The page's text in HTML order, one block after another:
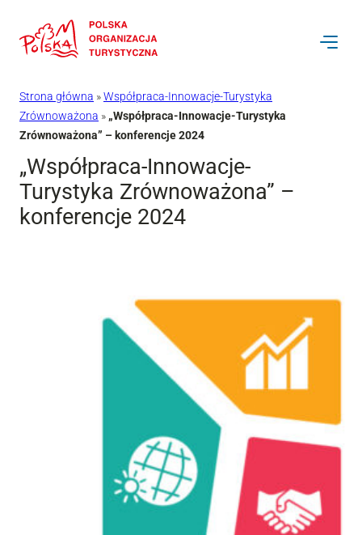
do
Strona główna »Współpraca-Innowacje-Turystyka
Zrównoważona » „Współpraca-Innowacje-Turystyka
Zrównoważona” – konferencje 2024
„Współpraca-Innowacje-
Turystyka Zrównoważona” –
konferencje 2024